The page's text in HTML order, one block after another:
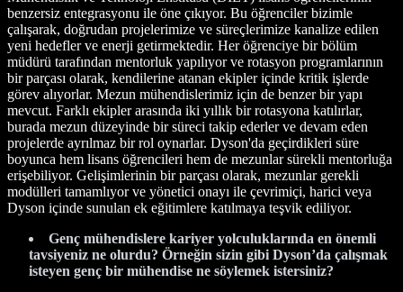
benzersiz entegrasyonu ile öne çıkıyor. Bu öğrenciler bizimle
çalışarak, doğrudan projelerimize ve süreçlerimize kanalize edilen
yeni hedefler ve enerji getirmektedir. Her öğrenciye bir bölüm
müdürü tarafından mentorluk yapılıyor ve rotasyon programlarının
bir parçası olarak, kendilerine atanan ekipler içinde kritik işlerde
görev alıyorlar. Mezun mühendislerimiz için de benzer bir yapı
mevcut. Farklı ekipler arasında iki yıllık bir rotasyona katılırlar,
burada mezun düzeyinde bir süreci takip ederler ve devam eden
projelerde ayrılmaz bir rol oynarlar. Dyson'da geçirdikleri süre
boyunca hem lisans öğrencileri hem de mezunlar sürekli mentorluğa
erişebiliyor. Gelişimlerinin bir parçası olarak, mezunlar gerekli
modülleri tamamlıyor ve yönetici onayı ile çevrimiçi, harici veya
Dyson içinde sunulan ek eğitimlere katılmaya teşvik ediliyor.
Genç mühendislere kariyer yolculuklarında en önemli
tavsiyeniz ne olurdu? Örneğin sizin gibi Dyson’da çalışmak
isteyen genç bir mühendise ne söylemek istersiniz?